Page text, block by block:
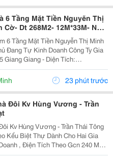
6 Tầng Mặt Tiền Nguyẽn Thị
Cờ- Dt 268M2- 12M*33M- Nhà
Rộng Để Xe- Khai Thác Giá
6 Tầng Mặt Tiền Nguyễn Thị Minh
Đang Tự Kinh Doanh Công Ty Gia
Giang Giang - Diện Tích:
4M Nở Hậu 12M * 33M. - Kết
- Thang Máy - Sẵn 1 Phòng...
23 phút trước
Đôi Kv Hùng Vương - Trần
Kv Hùng Vương - Trần Thái Tông
Kểu Biệt Thự Dành Cho Hai Gia
, Điện Tích Theo Gcn 240 M2
Nhà 8P Ngủ Hai Căn Đều Có Bếp